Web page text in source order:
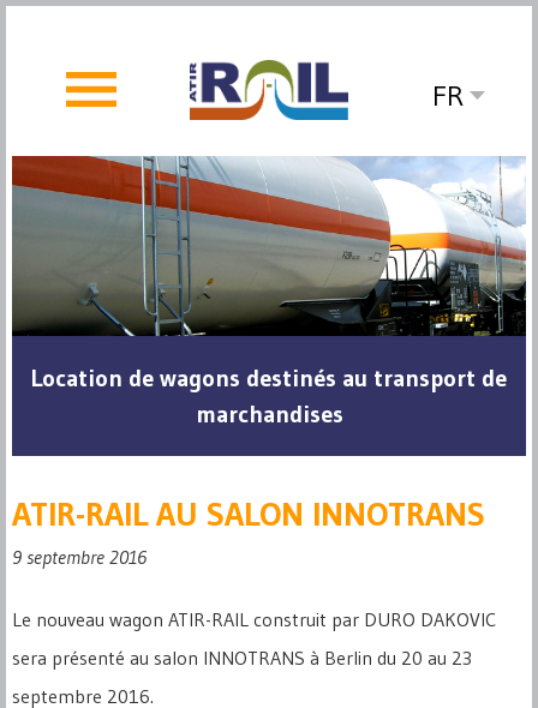
FR
Location de wagons destinés au transport de
marchandises
ATIR-RAIL AU SALON INNOTRANS
9 septembre 2016
Le nouveau wagon ATIR-RAIL construit par DURO DAKOVIC
sera présenté au salon INNOTRANS à Berlin du 20 au 23
septembre 2016.